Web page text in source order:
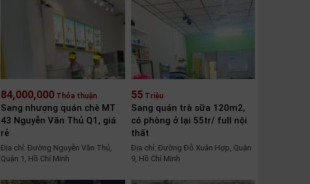
84,000,000 Thỏa thuận
Sang nhượng quán chè MT
43 Nguyễn Văn Thủ Q1, giá
rẻ
Địa chỉ: Đường Nguyễn Văn Thủ,
Quận 1, Hồ Chí Minh
55Triệu
Sang quán trà sữa 120m2,
có phòng ở lại 55tr/ full nội
thất
Địa chỉ: Đường Đỗ Xuân Hợp, Quận
9, Hồ Chí Minh